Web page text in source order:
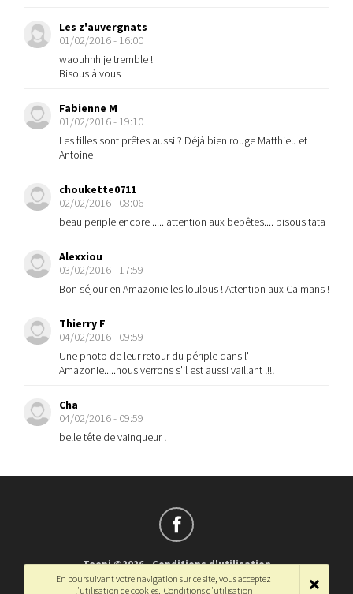
Les z'auvergnats
01/02/2016 - 16:00
waouhhh je tremble !
Bisous à vous
Fabienne M
01/02/2016 - 19:10
Les filles sont prêtes aussi ? Déjà bien rouge Matthieu et
Antoine
choukette0711
02/02/2016 - 08:06
beau periple encore ..... attention aux bebêtes.... bisous tata
Alexxiou
03/02/2016 - 17:59
Bon séjour en Amazonie les loulous ! Attention aux Caïmans !
Thierry F
04/02/2016 - 09:59
Une photo de leur retour du périple dans l'
Amazonie.....nous verrons s'il est aussi vaillant !!!!
Cha
04/02/2016 - 09:59
belle tête de vainqueur !
Teepi ©2026-Conditions d'utilisation
Français-English
En poursuivant votre navigation sur ce site, vous acceptez
l'utilisation de cookies. Conditions d'utilisation